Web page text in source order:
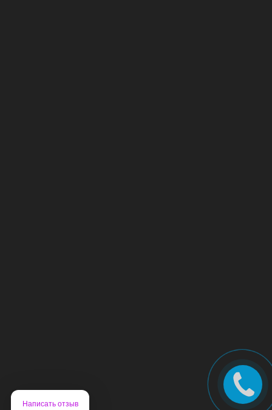
Написать отзыв